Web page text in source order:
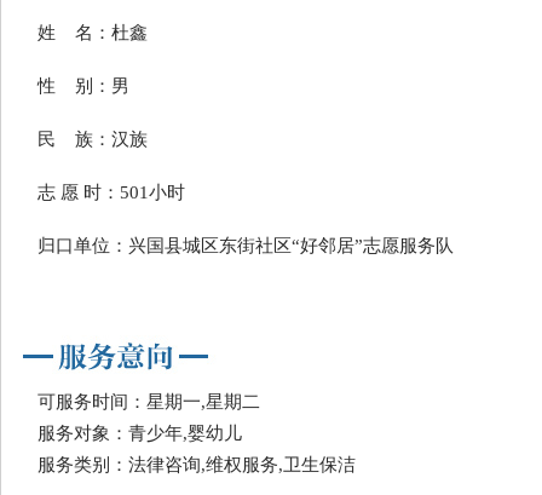
姓 名：杜鑫
性 别：男
民 族：汉族
志 愿 时：501小时
归口单位：兴国县城区东街社区“好邻居”志愿服务队
可服务时间：星期一,星期二
服务对象：青少年,婴幼儿
服务类别：法律咨询,维权服务,卫生保洁